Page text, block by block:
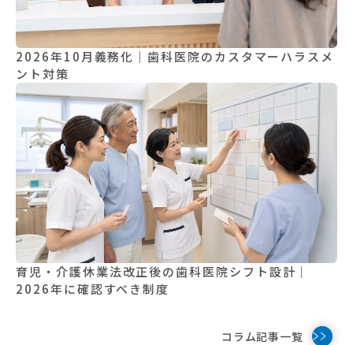
2026年10月義務化｜歯科医院のカスタマーハラスメ
ント対策
育児・介護休業法改正後の歯科医院シフト設計｜
2026年に確認すべき制度
コラム記事一覧